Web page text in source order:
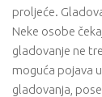
proljeće.
Neke osobe
gladovanje ne
moguća pojava
gladovanja,